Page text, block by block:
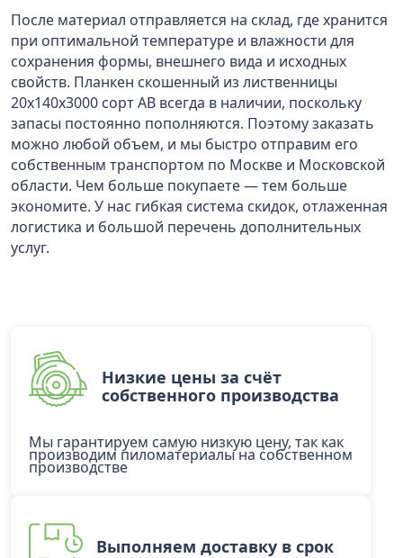
После материал отправляется на склад, где хранится
при оптимальной температуре и влажности для
сохранения формы, внешнего вида и исходных
свойств. Планкен скошенный из лиственницы
20x140х3000 сорт АВ всегда в наличии, поскольку
запасы постоянно пополняются. Поэтому заказать
можно любой объем, и мы быстро отправим его
собственным транспортом по Москве и Московской
области. Чем больше покупаете — тем больше
экономите. У нас гибкая система скидок, отлаженная
логистика и большой перечень дополнительных
услуг.
Низкие цены за счёт
собственного производства
Мы гарантируем самую низкую цену, так как
производим пиломатериалы на собственном
производстве
Выполняем доставку в срок